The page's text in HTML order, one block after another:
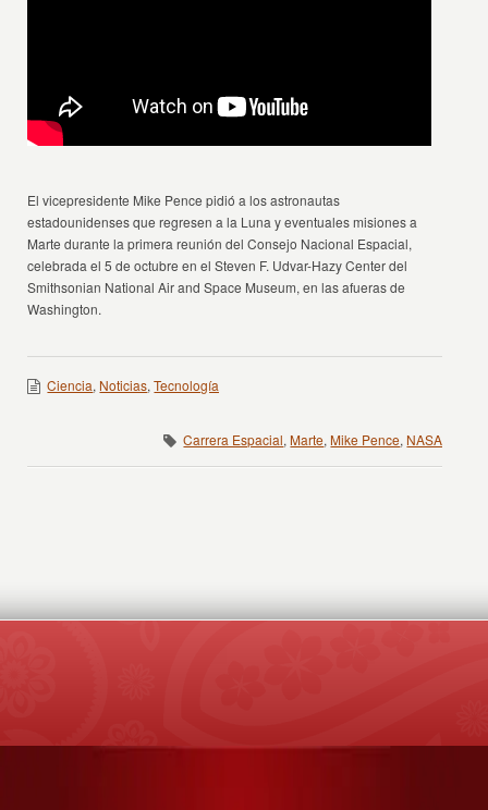
El vicepresidente Mike Pence pidió a los astronautas
estadounidenses que regresen a la Luna y eventuales misiones a
Marte durante la primera reunión del Consejo Nacional Espacial,
celebrada el 5 de octubre en el Steven F. Udvar-Hazy Center del
Smithsonian National Air and Space Museum, en las afueras de
Washington.
Ciencia, Noticias,Tecnología
Carrera Espacial,Marte,Mike Pence, NASA